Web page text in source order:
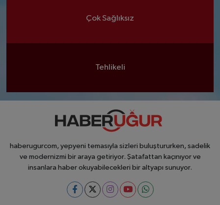
Çok Sağlıksız
Tehlikeli
haberugurcom, yepyeni temasıyla sizleri buluştururken, sadelik
ve modernizmi bir araya getiriyor. Şatafattan kaçınıyor ve
insanlara haber okuyabilecekleri bir altyapı sunuyor.